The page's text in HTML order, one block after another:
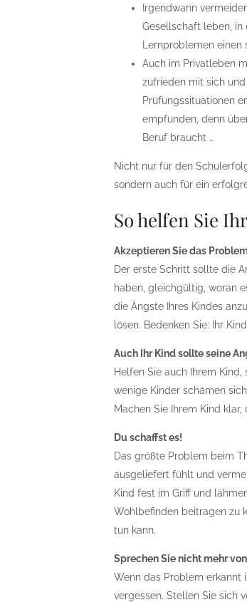
Irgendwann
Gesellschaft leben, in
Lernproblemen
Auch im Privatleben
zufrieden mit sich
Prüfungssituationen
empfunden, denn
Beruf braucht …
Nicht nur für den
sondern auch für ein
So helfen Sie
Akzeptieren Sie das
Der erste Schritt sollte die
haben, gleichgültig, woran
die Ängste Ihres Kindes
lösen. Bedenken Sie: Ihr
Auch Ihr Kind sollte seine
Helfen Sie auch Ihrem
wenige Kinder schämen
Machen Sie Ihrem Kind
Du schaffst es!
Das größte Problem beim
ausgeliefert fühlt und
Kind fest im Griff und
Wohlbefinden beitragen zu
tun kann.
Sprechen Sie nicht mehr
Wenn das Problem erkannt
vergessen. Stellen Sie sich